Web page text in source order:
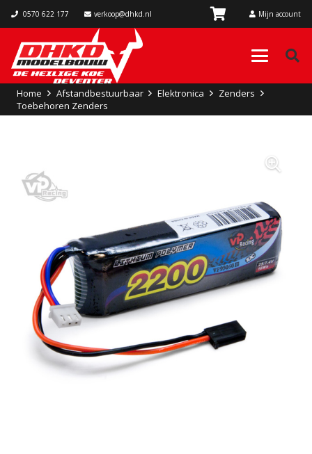
0570 622 177 verkoop@dhkd.nl Mijn account
Home Afstandbestuurbaar Elektronica
Zenders
Toebehoren Zenders